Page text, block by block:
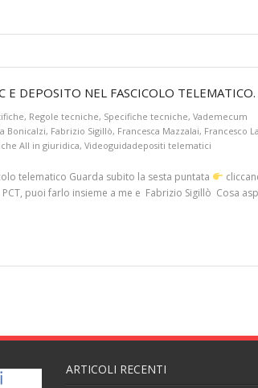
E DEPOSITO NEL FASCICOLO TELEMATICO.
, Regole tecniche, Specifiche tecniche, Vademecum
Bonicalzi, Fabrizio Sigillò, Francesca Mazzalai, Francesco
All in giuridica, Videoguidadepositi telematici
telematico Guarda subito la sesta puntata
puoi farlo insieme a me e Fabrizio Sigillò Cosa
ARTICOLI RECENTI